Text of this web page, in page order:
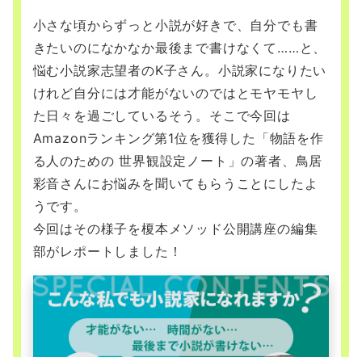
小さな頃からずっと小説が好きで、自分でも書
きたいのになかなか最後まで書けなくて……と、
悩む小説家志望者のK子さん。小説家になりたい
けれど自分には才能がないのではとモヤモヤし
た日々を過ごしているそう。そこで今回は
Amazonランキング第1位を獲得した「物語を作
る人のための 世界観設定ノート」の著者、鳥居
彩音さんにお悩みを聞いてもらうことにしたよ
うです。
今回はその様子を榎本メソッド公開講座の編集
部がレポートしました！